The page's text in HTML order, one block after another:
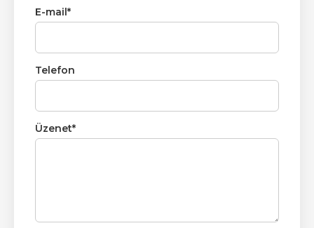
E-mail*
Telefon
Üzenet*